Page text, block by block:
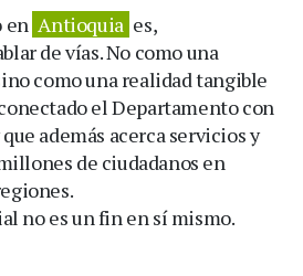
en Antioquia es,
de vías. No como una
como una realidad tangible
el Departamento con
además acerca servicios y
de ciudadanos en
no es un fin en sí mismo.